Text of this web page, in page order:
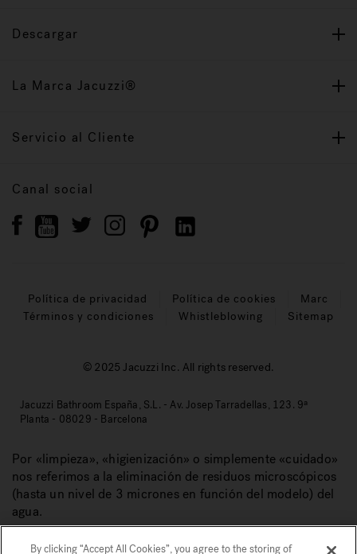
Descargar
La Marca Jacuzzi®
Servicio al Cliente
Canal social
Política de privacidad Política de cookies
Marc
Términos y condiciones
Whistleblowing Sitemap
© 2025 Jacuzzi Inc. All rights reserved.
Jacuzzi Bathroom España, S.L. - Av. Josep Tarradellas, 123. 9ª
Planta - 08029 - Barcelona
Por «limpieza», «higienización» o simplemente «cuidado»
nos referimos a la eliminación de residuos microscópicos
(hasta un nivel de 3 micrones en función del modelo) del
agua.
By clicking “Accept All Cookies”, you agree to the storing of